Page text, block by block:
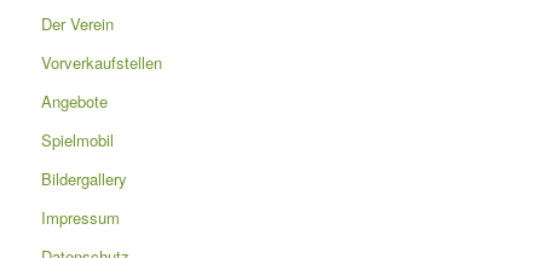
Der Verein
Vorverkaufstellen
Angebote
Spielmobil
Bildergallery
Impressum